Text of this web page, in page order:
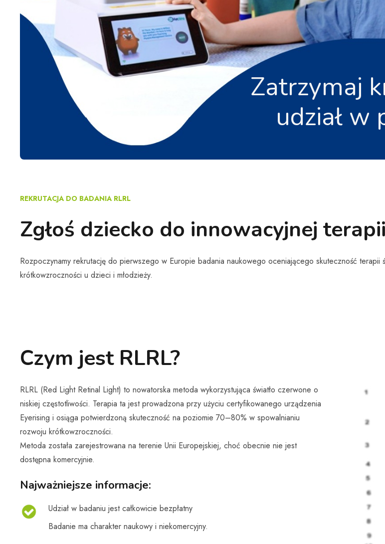
Zatrzymaj
udział w
REKRUTACJA DO BADANIA RLRL
Zgłoś dziecko do innowacyjnej
Rozpoczynamy rekrutację do pierwszego w Europie badania naukowego oceniającego skuteczność terapii
krótkowzroczności u dzieci i młodzieży.
Czym jest RLRL?
RLRL (Red Light Retinal Light) to nowatorska metoda wykorzystująca światło czerwone o
niskiej częstotliwości. Terapia ta jest prowadzona przy użyciu certyfikowanego urządzenia
Eyerising i osiąga potwierdzoną skuteczność na poziomie 70–80% w spowalnianiu
rozwoju krótkowzroczności.
Metoda została zarejestrowana na terenie Unii Europejskiej, choć obecnie nie jest
dostępna komercyjnie.
Najważniejsze informacje:
Udział w badaniu jest całkowicie bezpłatny
Badanie ma charakter naukowy i niekomercyjny.